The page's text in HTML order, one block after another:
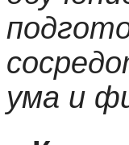
ума и